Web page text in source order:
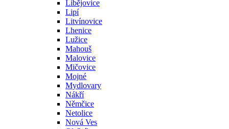
Libějovice
Lipí
Litvínovice
Lhenice
Lužice
Mahouš
Malovice
Mičovice
Mojné
Mydlovary
Nákří
Němčice
Netolice
Nová Ves